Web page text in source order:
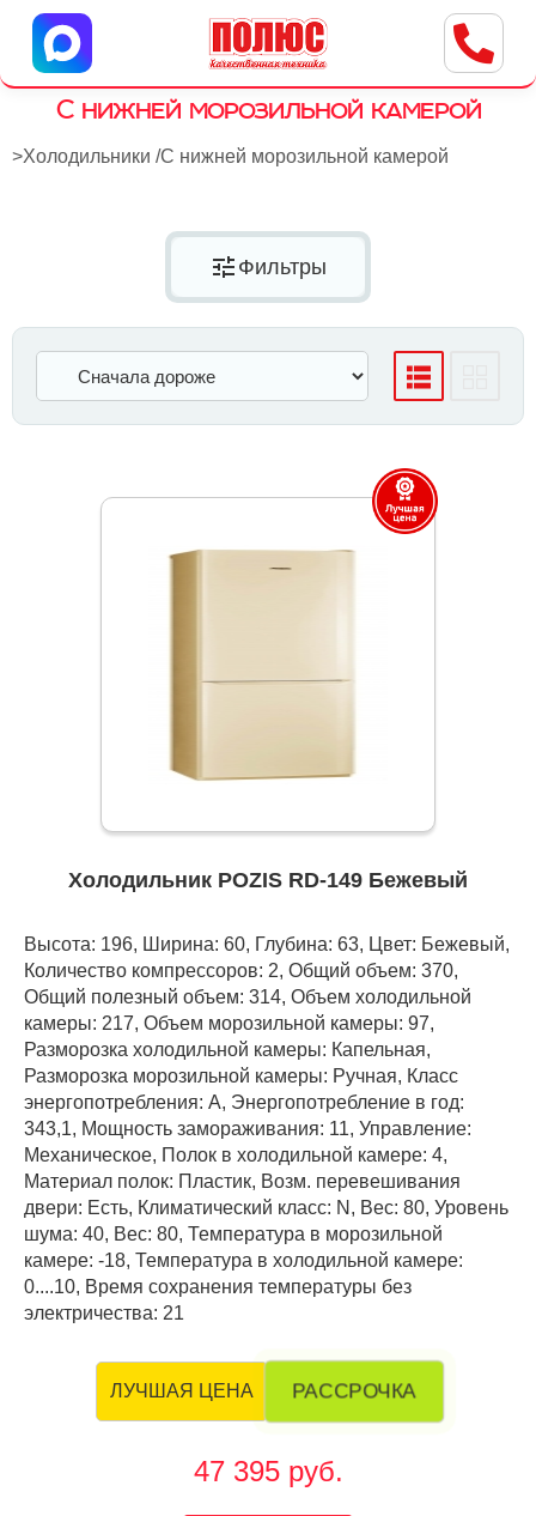
Центр бытовой техники
г. Ульяновск, ул. Пушкарева, 8a
С нижней морозильной камерой
>Холодильники /С нижней морозильной камерой
tune Фильтры
Холодильник POZIS RD-149 Бежевый
Высота: 196, Ширина: 60, Глубина: 63, Цвет: Бежевый,
Количество компрессоров: 2, Общий объем: 370,
Общий полезный объем: 314, Объем холодильной
камеры: 217, Объем морозильной камеры: 97,
Разморозка холодильной камеры: Капельная,
Разморозка морозильной камеры: Ручная, Класс
энергопотребления: А, Энергопотребление в год:
343,1, Мощность замораживания: 11, Управление:
Механическое, Полок в холодильной камере: 4,
Материал полок: Пластик, Возм. перевешивания
двери: Есть, Климатический класс: N, Вес: 80, Уровень
шума: 40, Вес: 80, Температура в морозильной
камере: -18, Температура в холодильной камере:
0....10, Время сохранения температуры без
электричества: 21
ЛУЧШАЯ ЦЕНА РАССРОЧКА
47 395 руб.